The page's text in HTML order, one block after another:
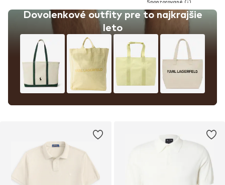
Dovolenkové outfity pre to najkrajšie
leto